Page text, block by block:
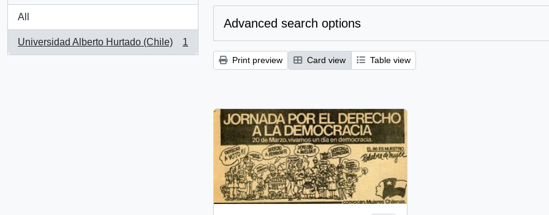
All
Universidad Alberto Hurtado (Chile)
, 1 results
1
Advanced search options
Print preview Card view Table view